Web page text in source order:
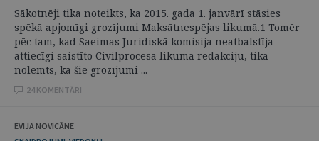
Sākotnēji tika noteikts, ka 2015. gada 1. janvārī stāsies
spēkā apjomīgi grozījumi Maksātnespējas likumā.1 Tomēr
pēc tam, kad Saeimas Juridiskā komisija neatbalstīja
attiecīgi saistīto Civilprocesa likuma redakciju, tika
nolemts, ka šie grozījumi ...
24 KOMENTĀRI
EVIJA NOVICĀNE